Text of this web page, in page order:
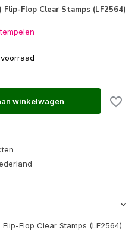
Flop Clear Stamps (LF2564)
winkelwagen
Flop Clear Stamps (LF2564)